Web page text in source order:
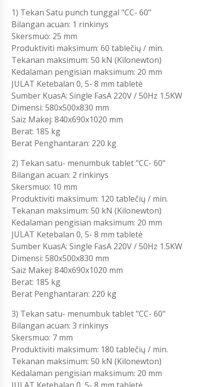
1) Tekan Satu punch tunggal "CC- 60"
Bilangan acuan: 1 rinkinys
Skersmuo: 25 mm
Produktiviti maksimum: 60 tablečių / min.
Tekanan maksimum: 50 kN (Kilonewton)
Kedalaman pengisian maksimum: 20 mm
JULAT Ketebalan 0, 5- 8 mm tabletė
Sumber KuasA: Single FasA 220V / 50Hz 1.5KW
Dimensi: 580x500x830 mm
Saiz Makej: 840x690x1020 mm
Berat: 185 kg
Berat Penghantaran: 220 kg
2) Tekan satu- menumbuk tablet "CC- 60"
Bilangan acuan: 2 rinkinys
Skersmuo: 10 mm
Produktiviti maksimum: 120 tablečių / min.
Tekanan maksimum: 50 kN (Kilonewton)
Kedalaman pengisian maksimum: 20 mm
JULAT Ketebalan 0, 5- 8 mm tabletė
Sumber KuasA: Single FasA 220V / 50Hz 1.5KW
Dimensi: 580x500x830 mm
Saiz Makej: 840x690x1020 mm
Berat: 185 kg
Berat Penghantaran: 220 kg
3) Tekan satu- menumbuk tablet "CC- 60"
Bilangan acuan: 3 rinkinys
Skersmuo: 7 mm
Produktiviti maksimum: 180 tablečių / min.
Tekanan maksimum: 50 kN (Kilonewton)
Kedalaman pengisian maksimum: 20 mm